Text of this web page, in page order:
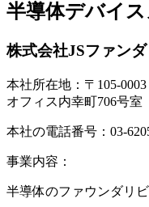
半導体デバイ
株式会社JSファンダ
本社所在地：〒105-
オフィス内幸町706号室
本社の電話番号：03-
事業内容：
半導体のファウンダリ